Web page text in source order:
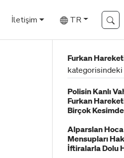
İletişim TR
Furkan
kategorisindeki
Polisin Kanlı
Furkan
Birçok
Alparslan
Mensupları
İftiralarla Dolu